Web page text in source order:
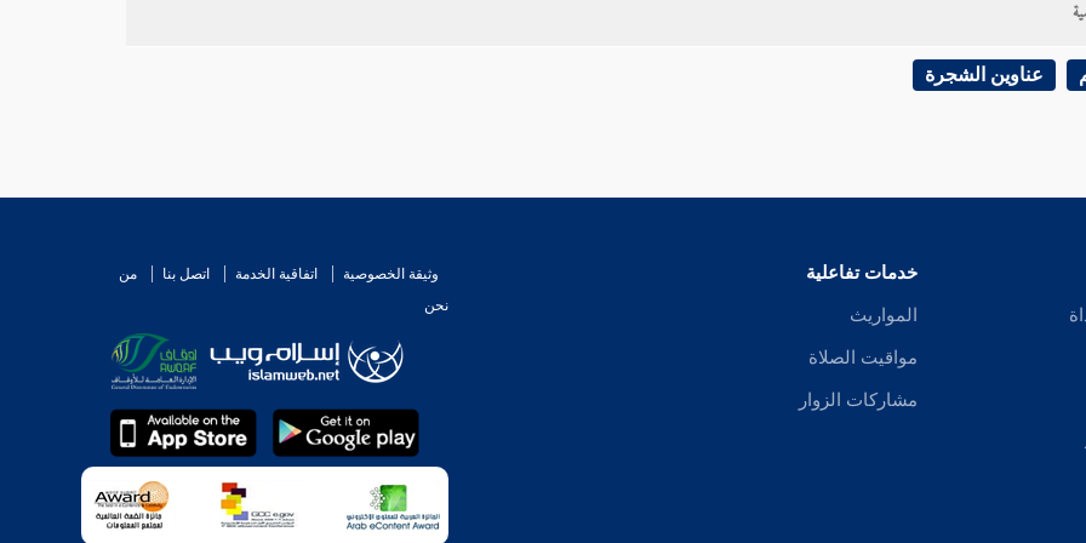
عناوين الشجرة
خدمات تفاعلية
المواريث
مواقيت الصلاة
مشاركات الزوار
وثيقة الخصوصية اتفاقية الخدمة اتصل بنا
من
نحن